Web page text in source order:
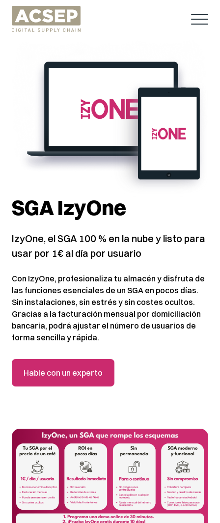
SGA IzyOne
IzyOne, el SGA 100 % en la nube y listo para
usar por 1€ al día por usuario
Con IzyOne, profesionaliza tu almacén y disfruta de
las funciones esenciales de un SGA en pocos días.
Sin instalaciones, sin estrés y sin costes ocultos.
Gracias a la facturación mensual por domiciliación
bancaria, podrá ajustar el número de usuarios de
forma sencilla y rápida.
Hable con un experto